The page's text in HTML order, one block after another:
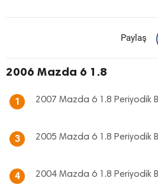
Paylaş
2006 Mazda 6 1.8
1 2007 Mazda 6 1.8 Periyodik
3 2005 Mazda 6 1.8 Periyodik
4 2004 Mazda 6 1.8 Periyodik